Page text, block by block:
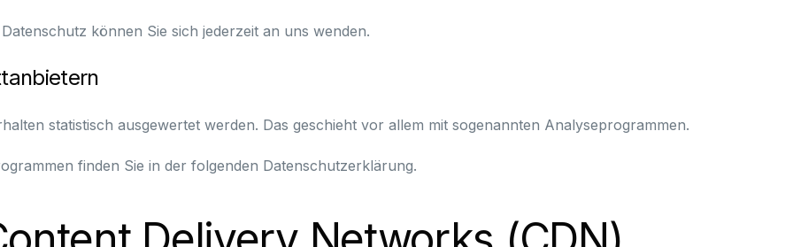
können Sie sich jederzeit an uns wenden.
statistisch ausgewertet werden. Das geschieht vor allem mit sogenannten Analyseprogrammen.
finden Sie in der folgenden Datenschutzerklärung.